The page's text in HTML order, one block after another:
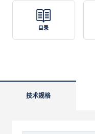
目录
技术规格